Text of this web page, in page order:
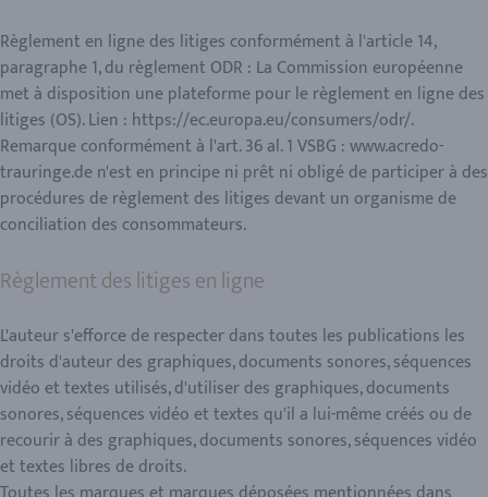
Règlement en ligne des litiges conformément à l'article 14,
paragraphe 1, du règlement ODR : La Commission européenne
met à disposition une plateforme pour le règlement en ligne des
litiges (OS). Lien : https://ec.europa.eu/consumers/odr/.
Remarque conformément à l'art. 36 al. 1 VSBG : www.acredo-
trauringe.de n'est en principe ni prêt ni obligé de participer à des
procédures de règlement des litiges devant un organisme de
Règlement des litiges en ligne
L'auteur s'efforce de respecter dans toutes les publications les
droits d'auteur des graphiques, documents sonores, séquences
vidéo et textes utilisés, d'utiliser des graphiques, documents
sonores, séquences vidéo et textes qu'il a lui-même créés ou de
recourir à des graphiques, documents sonores, séquences vidéo
et textes libres de droits.